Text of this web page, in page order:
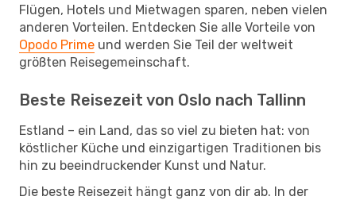
Flügen, Hotels und Mietwagen sparen, neben vielen
anderen Vorteilen. Entdecken Sie alle Vorteile von
Opodo Prime und werden Sie Teil der weltweit
größten Reisegemeinschaft.
Beste Reisezeit von Oslo nach Tallinn
Estland – ein Land, das so viel zu bieten hat: von
köstlicher Küche und einzigartigen Traditionen bis
hin zu beeindruckender Kunst und Natur.
Die beste Reisezeit hängt ganz von dir ab. In der